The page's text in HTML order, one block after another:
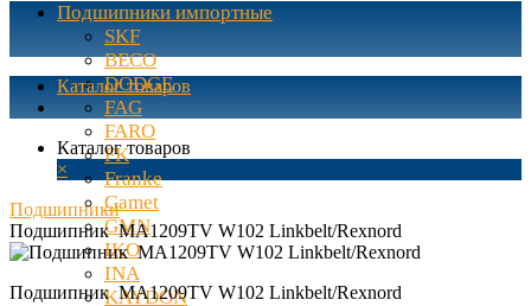
Подшипники импортные
SKF
BECO
DODGE
FAG
FARO
FK
Franke
Gamet
GMN
IKO
INA
KAYDON
Каталог товаров
Каталог товаров
×
Подшипники
Подшипник MA1209TV W102 Linkbelt/Rexnord
Подшипник MA1209TV W102 Linkbelt/Rexnord